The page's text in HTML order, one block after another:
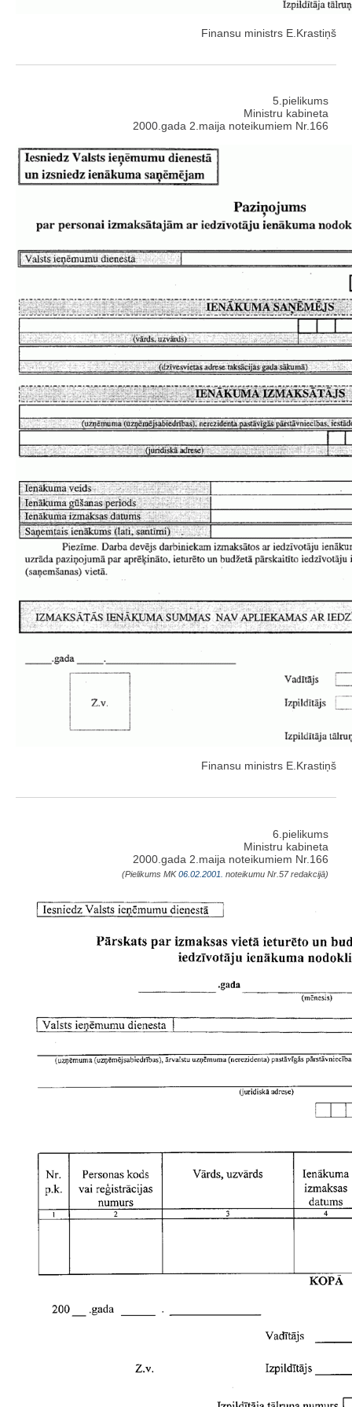
Finansu ministrs E.Krastiņš
5.pielikums
Ministru kabineta
2000.gada 2.maija noteikumiem Nr.166
Finansu ministrs E.Krastiņš
6.pielikums
Ministru kabineta
2000.gada 2.maija noteikumiem Nr.166
(Pielikums MK06.02.2001. noteikumu Nr.57 redakcijā)